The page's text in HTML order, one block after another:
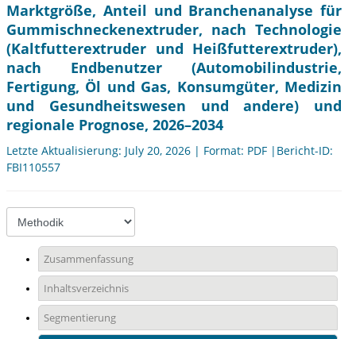
Marktgröße, Anteil und Branchenanalyse für
Gummischneckenextruder, nach Technologie
(Kaltfutterextruder und Heißfutterextruder),
nach Endbenutzer (Automobilindustrie,
Fertigung, Öl und Gas, Konsumgüter, Medizin
und Gesundheitswesen und andere) und
regionale Prognose, 2026–2034
Letzte Aktualisierung: July 20, 2026 | Format: PDF |Bericht-ID:
FBI110557
Zusammenfassung
Inhaltsverzeichnis
Segmentierung